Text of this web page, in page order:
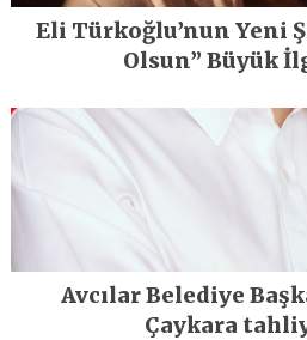
Eli Türkoğlu’nun Yeni
Olsun” Büyük
Avcılar Belediye
Çaykara